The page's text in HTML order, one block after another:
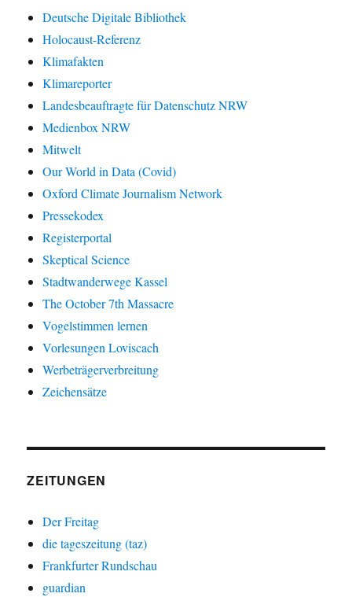
Deutsche Digitale Bibliothek
Holocaust-Referenz
Klimafakten
Klimareporter
Landesbeauftragte für Datenschutz NRW
Medienbox NRW
Mitwelt
Our World in Data (Covid)
Oxford Climate Journalism Network
Pressekodex
Registerportal
Skeptical Science
Stadtwanderwege Kassel
The October 7th Massacre
Vogelstimmen lernen
Vorlesungen Loviscach
Werbeträgerverbreitung
Zeichensätze
ZEITUNGEN
Der Freitag
die tageszeitung (taz)
Frankfurter Rundschau
guardian